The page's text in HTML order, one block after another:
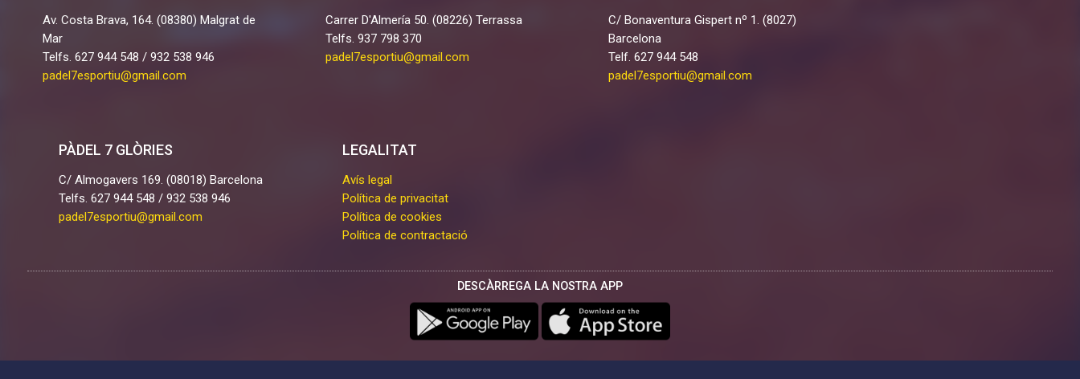
Av. Costa Brava, 164. (08380) Malgrat de
Mar
Telfs. 627 944 548 / 932 538 946
padel7esportiu@gmail.com
Carrer D'Almería 50. (08226) Terrassa
Telfs. 937 798 370
padel7esportiu@gmail.com
C/ Bonaventura Gispert nº 1. (8027)
Barcelona
Telf. 627 944 548
padel7esportiu@gmail.com
PÀDEL 7 GLÒRIES
C/ Almogavers 169. (08018) Barcelona
Telfs. 627 944 548 / 932 538 946
padel7esportiu@gmail.com
LEGALITAT
Avís legal
Política de privacitat
Política de cookies
Política de contractació
DESCÀRREGA LA NOSTRA APP